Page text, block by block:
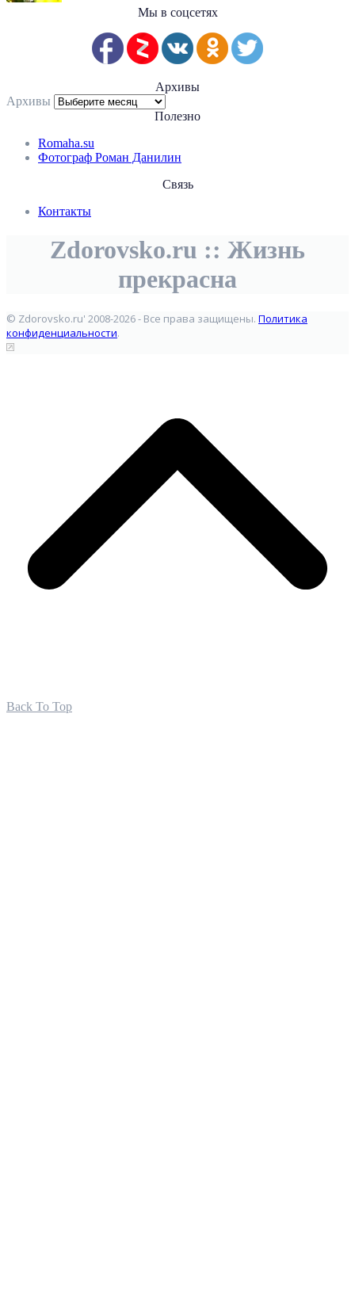
Мы в соцсетях
Архивы
Архивы
Полезно
Romaha.su
Фотограф Роман Данилин
Связь
Контакты
Zdorovsko.ru :: Жизнь
прекрасна
© Zdorovsko.ru' 2008-2026 - Все права защищены. Политика
конфиденциальности.
Back To Top